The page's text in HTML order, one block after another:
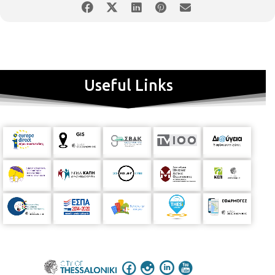
θα πραγματοποιηθεί στο θέατρο του Βαφοπουλείου
αποκαλύπτουν την κωμικοτραγική πλευρά της ζωής. Με την
ευφυή γραφή του Αρκά, οι χαρακτήρες αντιμετωπίζουν τις
προκλήσεις και τις χαρές της καθημερινότητας με χιούμορ και
Η κωμωδία «Τρίχα – Τρίχα»
γεμάτη αξέχαστες ατάκες και στιγμές. Η παράσταση είναι το
αποτέλεσμα της προσπάθειας των πρώτων απόφοιτων του
τμήματος «Υποκριτικής Τέχνης» της ΣΑΕΚ Πυλαίας-Χορτιάτη
για Άτομα με Αναπηρία. Οι καταρτιζόμενοι-ηθοποιοί με
κατάφεραν να μετατρέψουν το πάθος τους για την υποκριτική
σε μια ολοκληρωμένη θεατρική παράσταση, την οποία
συνεχίζουν και τώρα, λίγους μήνες μετά την αποφοίτησή τους.
θέατρο είναι προσβάσιμο σε όλους. Το έργο θα
Useful Links